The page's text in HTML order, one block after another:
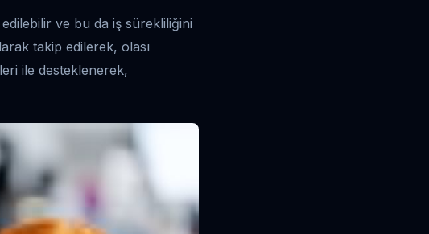
ve bu da iş sürekliliğini
takip edilerek, olası
ile desteklenerek,